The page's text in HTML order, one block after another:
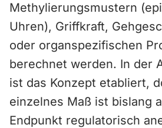
Methylierungsmustern
Uhren), Griffkraft,
oder organspezifischen
berechnet werden. In der
ist das Konzept etabliert,
einzelnes Maß ist bislang
Endpunkt regulatorisch